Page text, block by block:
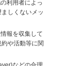
利用者によっ
しくないメッ
報を収集して
や活動等に関